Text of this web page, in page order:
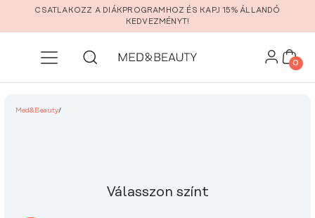
Ugrás a fő tartalomra
CSATLAKOZZ A DIÁKPROGRAMHOZ ÉS KAPJ 15% ÁLLANDÓ
KEDVEZMÉNYT!
0
Med&Beauty/
Válasszon színt